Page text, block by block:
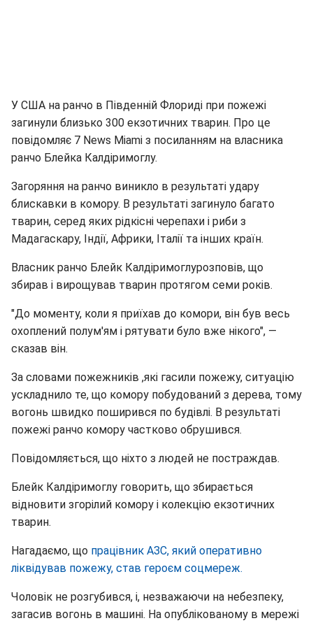
У США на ранчо в Південній Флориді при пожежі
загинули близько 300 екзотичних тварин. Про це
повідомляє 7 News Miami з посиланням на власника
ранчо Блейка Калдіримоглу.
Загоряння на ранчо виникло в результаті удару
блискавки в комору. В результаті загинуло багато
тварин, серед яких рідкісні черепахи і риби з
Мадагаскару, Індії, Африки, Італії та інших країн.
Власник ранчо Блейк Калдіримоглурозповів, що
збирав і вирощував тварин протягом семи років.
"До моменту, коли я приїхав до комори, він був весь
охоплений полум'ям і рятувати було вже нікого", —
сказав він.
За словами пожежників ,які гасили пожежу, ситуацію
ускладнило те, що комору побудований з дерева, тому
вогонь швидко поширився по будівлі. В результаті
пожежі ранчо комору частково обрушився.
Повідомляється, що ніхто з людей не постраждав.
Блейк Калдіримоглу говорить, що збирається
відновити згорілий комору і колекцію екзотичних
тварин.
Нагадаємо, що працівник АЗС, який оперативно
ліквідував пожежу, став героєм соцмереж.
Чоловік не розгубився, і, незважаючи на небезпеку,
загасив вогонь в машині. На опублікованому в мережі